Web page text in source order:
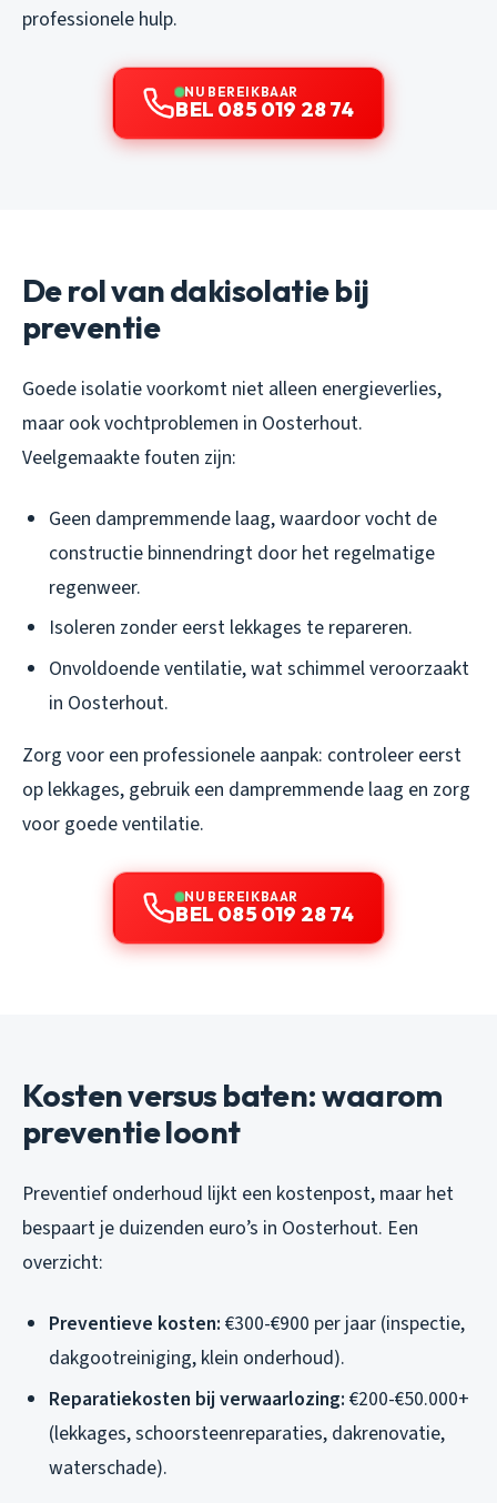
professionele hulp.
NU BEREIKBAAR
BEL 085 019 28 74
De rol van dakisolatie bij
preventie
Goede isolatie voorkomt niet alleen energieverlies,
maar ook vochtproblemen in Oosterhout.
Veelgemaakte fouten zijn:
Geen dampremmende laag, waardoor vocht de
constructie binnendringt door het regelmatige
regenweer.
Isoleren zonder eerst lekkages te repareren.
Onvoldoende ventilatie, wat schimmel veroorzaakt
in Oosterhout.
Zorg voor een professionele aanpak: controleer eerst
op lekkages, gebruik een dampremmende laag en zorg
voor goede ventilatie.
NU BEREIKBAAR
BEL 085 019 28 74
Kosten versus baten: waarom
preventie loont
Preventief onderhoud lijkt een kostenpost, maar het
bespaart je duizenden euro’s in Oosterhout. Een
overzicht:
Preventieve kosten: €300-€900 per jaar (inspectie,
dakgootreiniging, klein onderhoud).
Reparatiekosten bij verwaarlozing: €200-€50.000+
(lekkages, schoorsteenreparaties, dakrenovatie,
waterschade).